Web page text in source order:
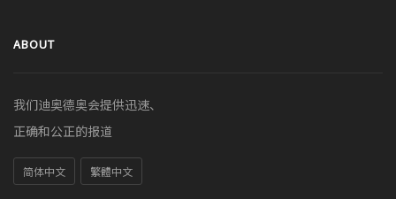
ABOUT
我们迪奥德奥会提供迅速、
正确和公正的报道
简体中文 繁體中文